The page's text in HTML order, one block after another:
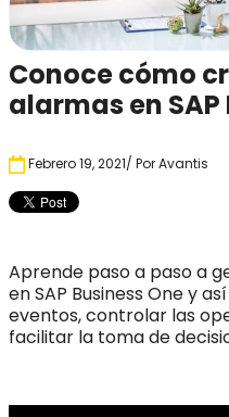
Conoce cómo
alarmas en SAP
Febrero 19, 2021/ PorAvantis
Aprende paso a paso a
en SAP Business One y
eventos, controlar las
facilitar la toma de